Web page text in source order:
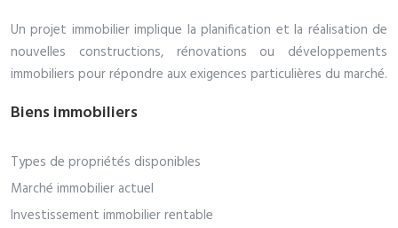
Un projet immobilier implique la planification et la réalisation de
nouvelles constructions, rénovations ou développements
immobiliers pour répondre aux exigences particulières du marché.
Biens immobiliers
Types de propriétés disponibles
Marché immobilier actuel
Investissement immobilier rentable